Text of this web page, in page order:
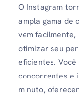
O Instagram
ampla gama de
vem facilmente,
otimizar seu
eficientes.
concorrentes e
minuto,